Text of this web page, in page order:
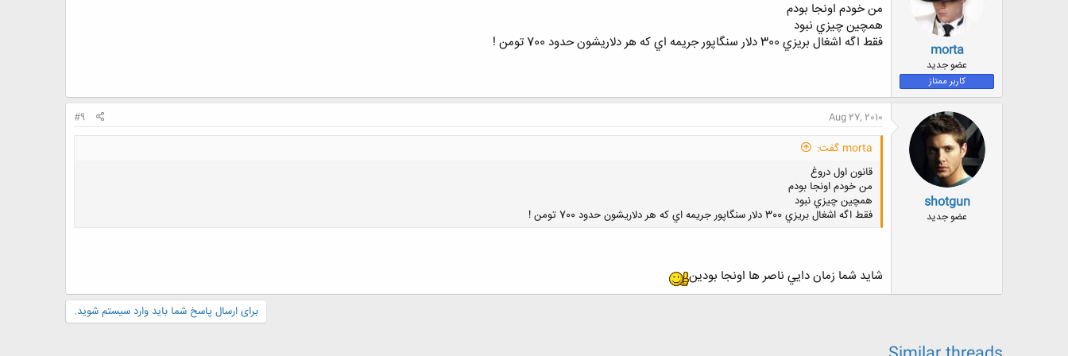
morta
عضو جدید
کاربر ممتاز
من خودم اونجا بودم
همچين چيزي نبود
فقط اگه اشغال بريزي 300 دلار سنگاپور جريمه اي كه هر دلاريشون حدود 700 تومن !
shotgun
عضو جدید
Aug 27, 2010
#9
morta گفت:
قانون اول دروغ
من خودم اونجا بودم
همچين چيزي نبود
فقط اگه اشغال بريزي 300 دلار سنگاپور جريمه اي كه هر دلاريشون حدود 700 تومن !
شايد شما زمان دايي ناصر ها اونجا بودين
برای ارسال پاسخ شما باید وارد سیستم شوید.